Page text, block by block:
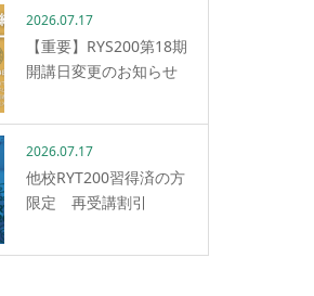
2026.07.17
【重要】RYS200第18期
開講日変更のお知らせ
2026.07.17
他校RYT200習得済の方
限定 再受講割引